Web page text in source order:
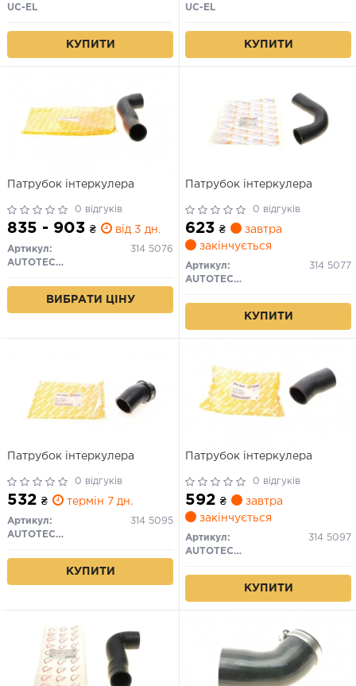
UC-EL
КУПИТИ
UC-EL
КУПИТИ
Патрубок інтеркулера
0 відгуків
835 - 903 ₴ від 3 дн.
Артикул:
314 5076
AUTOTECHTEILE
ВИБРАТИ ЦІНУ
Патрубок інтеркулера
0 відгуків
623 ₴
завтра
закінчується
Артикул:
314 5077
AUTOTECHTEILE
КУПИТИ
Патрубок інтеркулера
0 відгуків
532 ₴ термін 7 дн.
Артикул:
314 5095
AUTOTECHTEILE
КУПИТИ
Патрубок інтеркулера
0 відгуків
592 ₴
завтра
закінчується
Артикул:
314 5097
AUTOTECHTEILE
КУПИТИ